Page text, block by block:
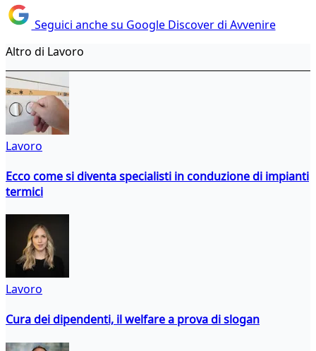
Seguici anche su Google Discover di Avvenire
Altro di Lavoro
Lavoro
Ecco come si diventa specialisti in conduzione di impianti
termici
Lavoro
Cura dei dipendenti, il welfare a prova di slogan